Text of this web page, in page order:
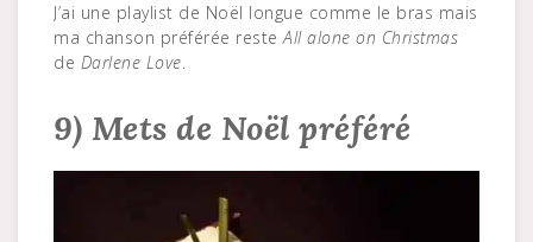
J’ai une playlist de Noël longue comme le bras mais
ma chanson préférée resteAll alone on Christmas
de Darlene Love.
9) Mets de Noël préféré